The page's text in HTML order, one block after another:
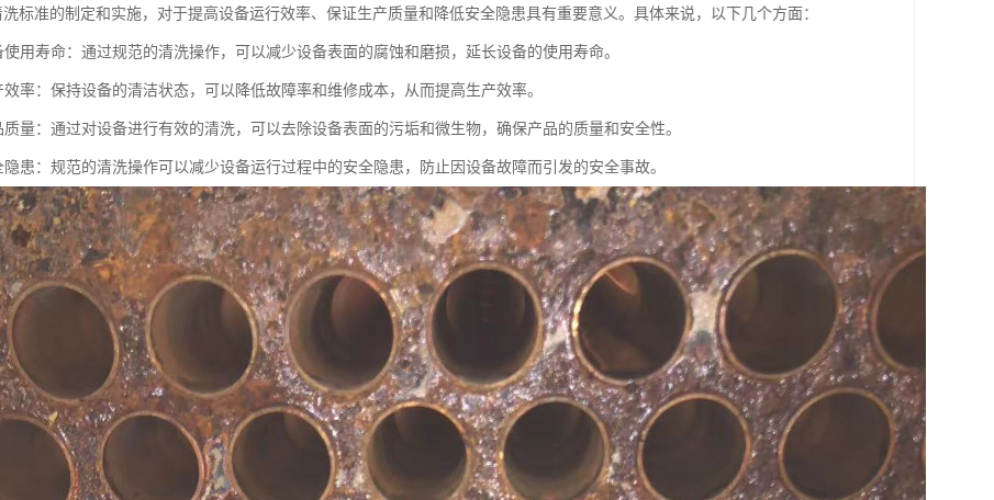
标准的制定和实施，对于提高设备运行效率、保证生产质量和降低安全隐患具有重要意义。具体来说，以下几个方面：
使用寿命：通过规范的清洗操作，可以减少设备表面的腐蚀和磨损，延长设备的使用寿命。
率：保持设备的清洁状态，可以降低故障率和维修成本，从而提高生产效率。
量：通过对设备进行有效的清洗，可以去除设备表面的污垢和微生物，确保产品的质量和安全性。
患：规范的清洗操作可以减少设备运行过程中的安全隐患，防止因设备故障而引发的安全事故。